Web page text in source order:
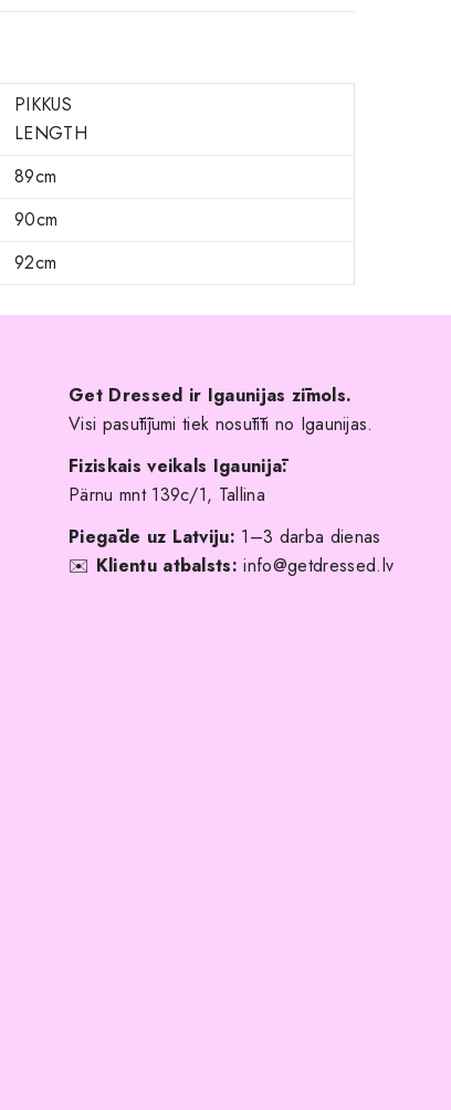
PIKKUS
LENGTH
89cm
90cm
92cm
Get Dressed ir Igaunijas zīmols.
Visi pasūtījumi tiek nosūtīti no Igaunijas.
Fiziskais veikals Igaunijā:
Pärnu mnt 139c/1, Tallina
Piegāde uz Latviju: 1–3 darba dienas
✉️ Klientu atbalsts: info@getdressed.lv